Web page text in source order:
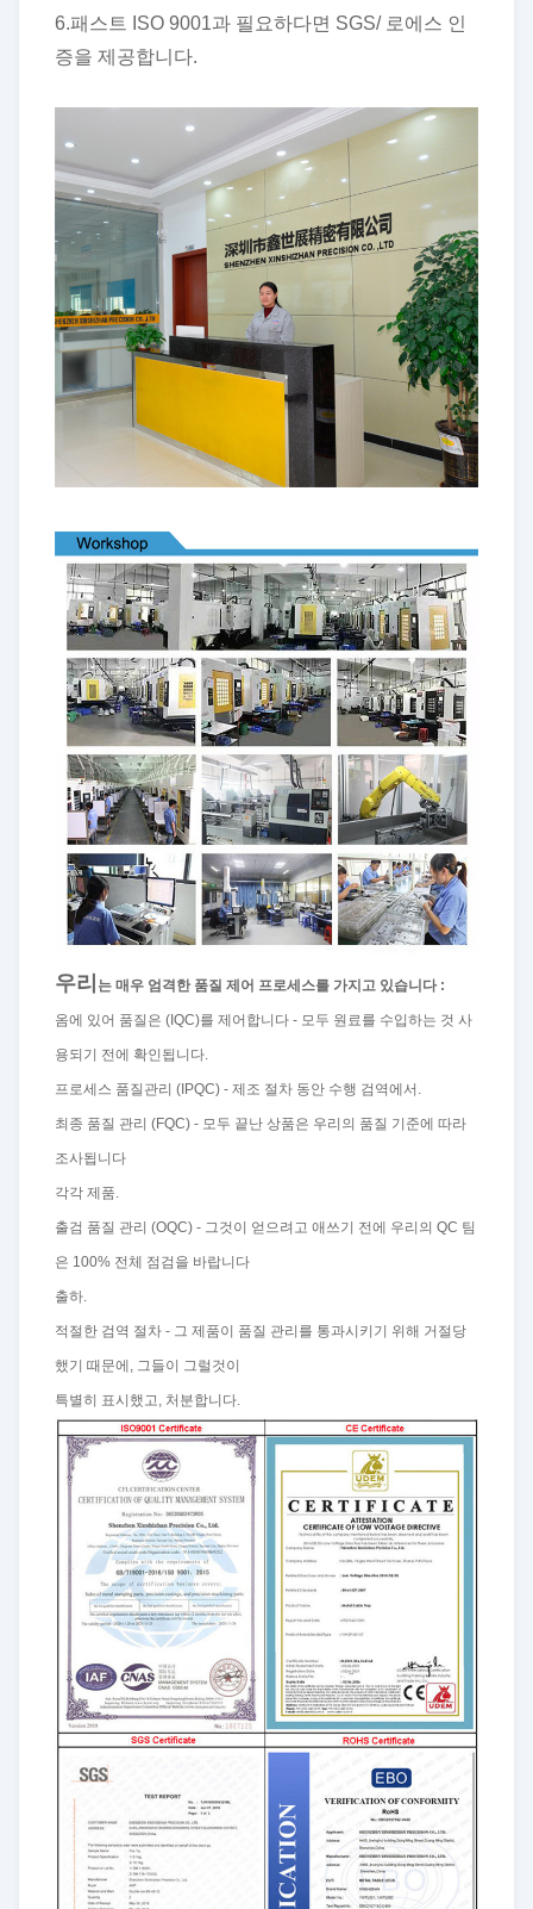
6.패스트 ISO 9001과 필요하다면 SGS/ 로에스 인
증을 제공합니다.
우리 는 매우 엄격한 품질 제어 프로세스를 가지고 있습니다 :
옴에 있어 품질은 (IQC)를 제어합니다 - 모두 원료를 수입하는 것 사
용되기 전에 확인됩니다.
프로세스 품질관리 (IPQC) - 제조 절차 동안 수행 검역에서.
최종 품질 관리 (FQC) - 모두 끝난 상품은 우리의 품질 기준에 따라
조사됩니다
각각 제품.
출검 품질 관리 (OQC) - 그것이 얻으려고 애쓰기 전에 우리의 QC 팀
은 100% 전체 점검을 바랍니다
출하.
적절한 검역 절차 - 그 제품이 품질 관리를 통과시키기 위해 거절당
했기 때문에, 그들이 그럴것이
특별히 표시했고, 처분합니다.